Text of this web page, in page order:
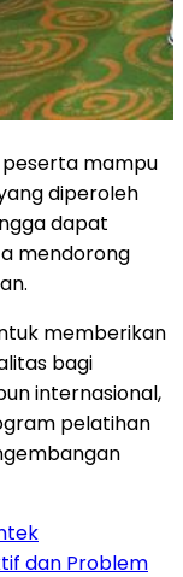
peserta mampu
diperoleh
dapat
mendorong
memberikan
bagi
internasional,
pelatihan
dan Problem